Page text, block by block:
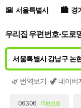
서울특별시 경
우리집 우편번호·도로
🌿 번역보기 🦖 네이버
06306 우편번호